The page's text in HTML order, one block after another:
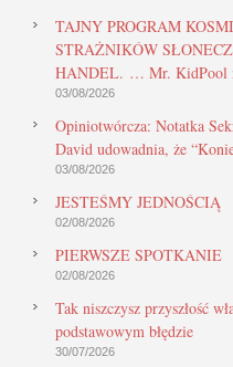
TAJNY PROGRAM
STRAŻNIKÓW
HANDEL. … Mr. KidPool
03/08/2026
Opiniotwórcza: Notatka
David udowadnia, że
03/08/2026
JESTEŚMY JEDNOŚCIĄ
02/08/2026
PIERWSZE SPOTKANIE
02/08/2026
Tak niszczysz przyszłość
podstawowym błędzie
30/07/2026